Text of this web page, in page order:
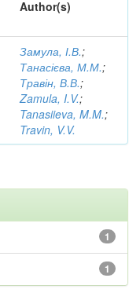
Author(s)
Замула, І.В.;
Танасієва, М.М.;
Травін, В.В.;
Zamula, I.V.;
Tanasiieva, M.M.;
Travin, V.V.
1
1